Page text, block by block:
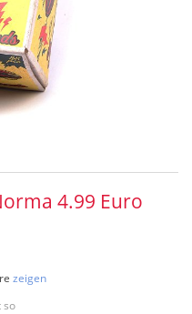
4.99 Euro
so
zeigen